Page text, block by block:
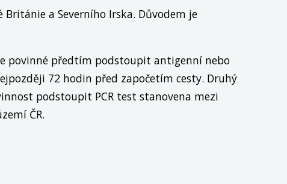
Británie a Severního Irska. Důvodem je
povinné předtím podstoupit antigenní nebo
72 hodin před započetím cesty. Druhý
podstoupit PCR test stanovena mezi
ČR.